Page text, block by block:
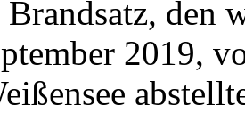
den
2019,